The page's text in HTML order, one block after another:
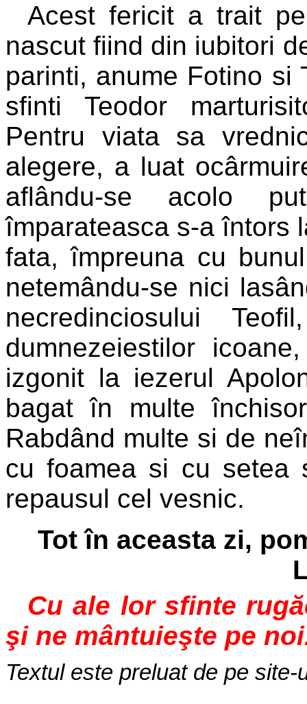
Acest fericit a trait
nascut fiind din iubitori
parinti, anume Fotino si
sfinti Teodor
Pentru viata sa
alegere, a luat
aflându-se acolo
împarateasca s-a întors
fata, împreuna cu
netemându-se nici
necredinciosului
dumnezeiestilor
izgonit la iezerul
bagat în multe
Rabdând multe si de
cu foamea si cu setea
repausul cel vesnic.
Tot în aceasta zi,
Cu ale lor sfinte
şi ne mântuieşte pe
Textul este preluat de pe